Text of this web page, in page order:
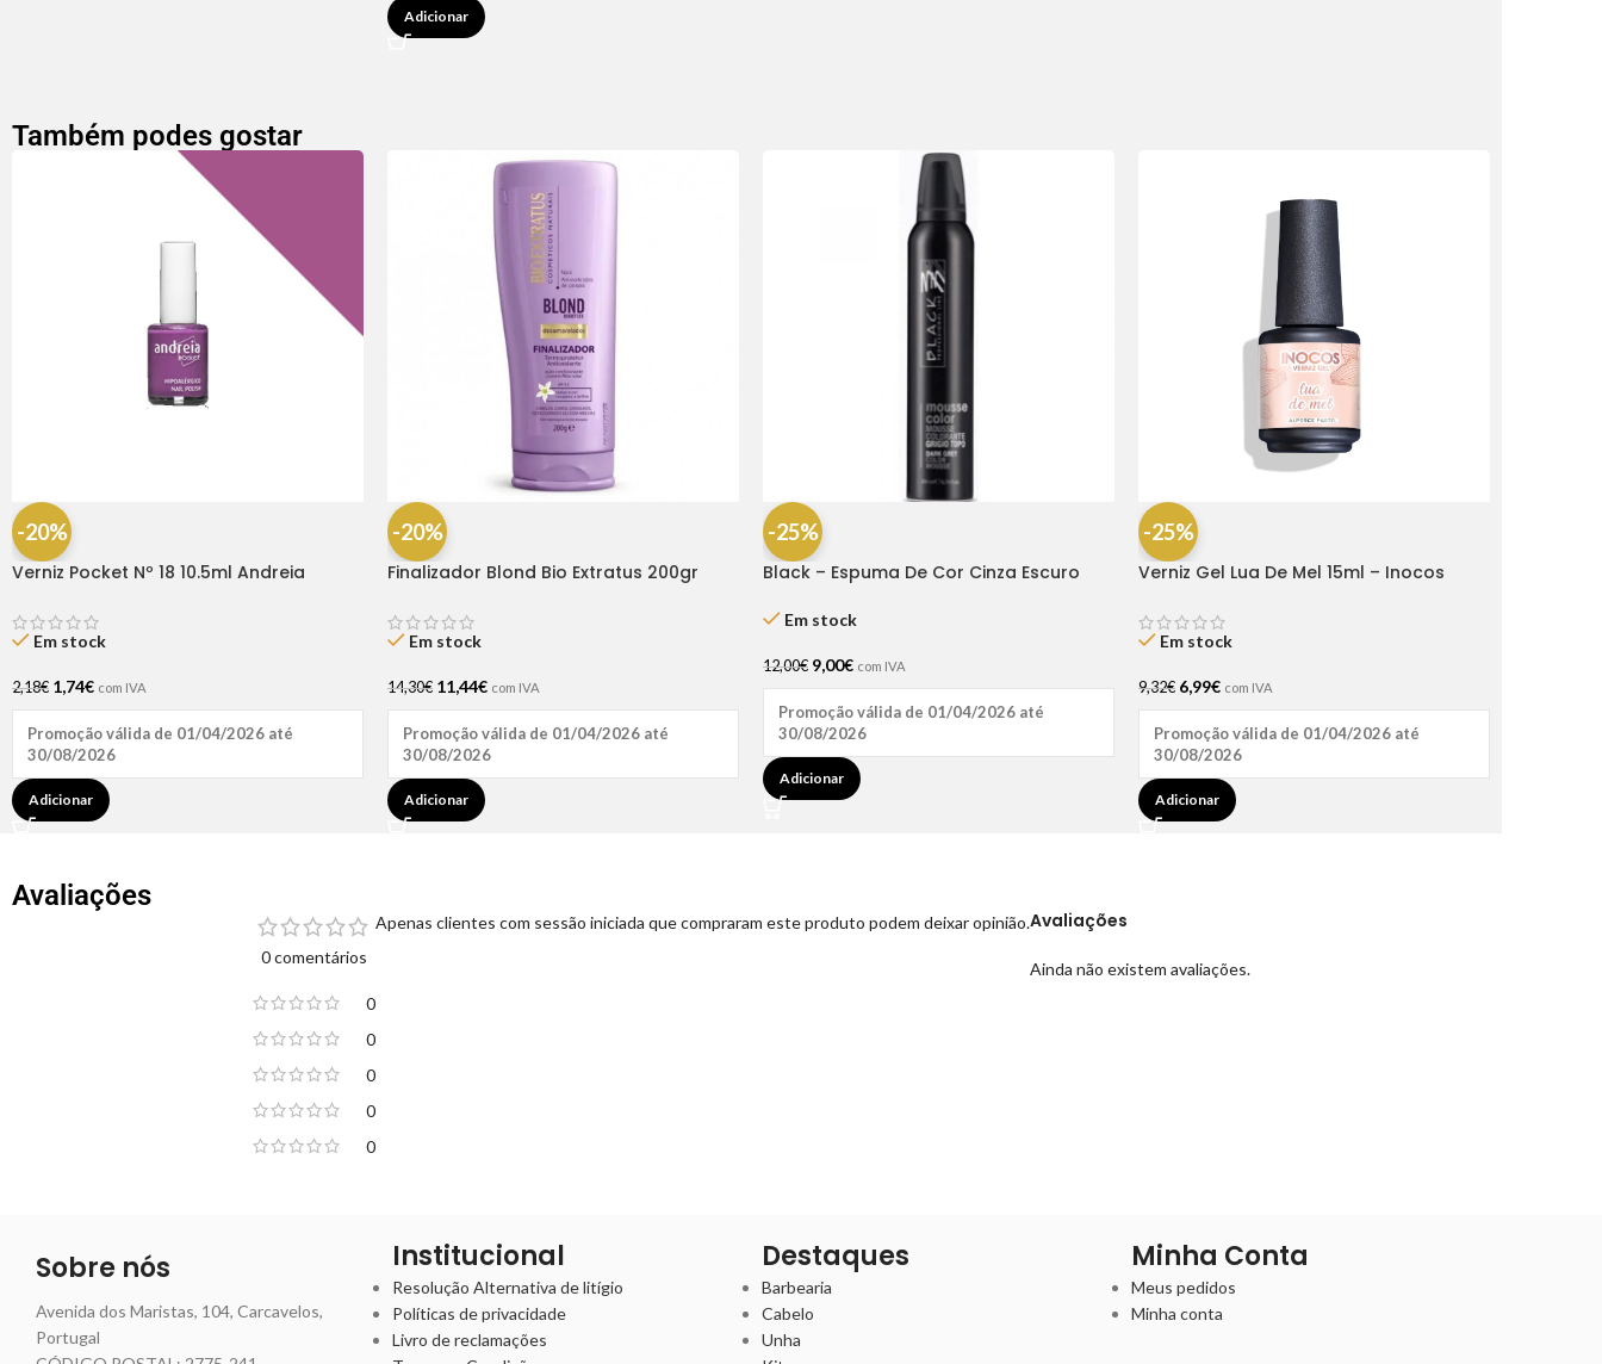
Adicionar
Também podes gostar
-20%
Verniz Pocket Nº 18 10.5ml Andreia
Em stock
2,18€ 1,74€ com IVA
Promoção válida de 01/04/2026 até
30/08/2026
Adicionar
-20%
Finalizador Blond Bio Extratus 200gr
Em stock
14,30€ 11,44€ com IVA
Promoção válida de 01/04/2026 até
30/08/2026
Adicionar
-25%
Black – Espuma De Cor Cinza Escuro
Em stock
12,00€ 9,00€ com IVA
Promoção válida de 01/04/2026 até
30/08/2026
Adicionar
-25%
Verniz Gel Lua De Mel 15ml – Inocos
Em stock
9,32€ 6,99€ com IVA
Promoção válida de 01/04/2026 até
30/08/2026
Adicionar
Avaliações
0 comentários
0
0
0
0
0
Avaliações
Ainda não existem avaliações.
Apenas clientes com sessão iniciada que compraram este produto podem deixar opinião.
Sobre nós
Avenida dos Maristas, 104, Carcavelos,
Portugal
Institucional
Resolução Alternativa de litígio
Políticas de privacidade
Livro de reclamações
Destaques
Barbearia
Cabelo
Unha
Minha Conta
Meus pedidos
Minha conta